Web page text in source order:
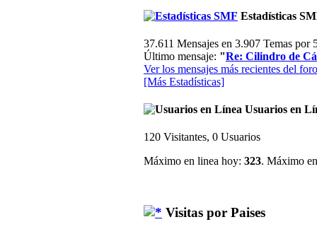
Estadísticas
37.611 Mensajes en 3.907 Temas
Último mensaje: "Re: Cilindro de
Ver los mensajes más recientes del
[Más Estadísticas]
Usuarios en
120 Visitantes, 0 Usuarios
Máximo en linea hoy: 323. Máximo
Visitas por Paises